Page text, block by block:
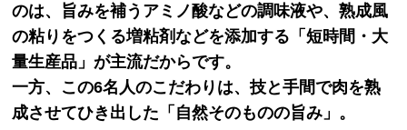
のは、旨みを補うアミノ酸などの調味液や、熟成風
の粘りをつくる増粘剤などを添加する「短時間・大
量生産品」が主流だからです。
一方、この6名人のこだわりは、技と手間で肉を熟
成させてひき出した「自然そのものの旨み」。